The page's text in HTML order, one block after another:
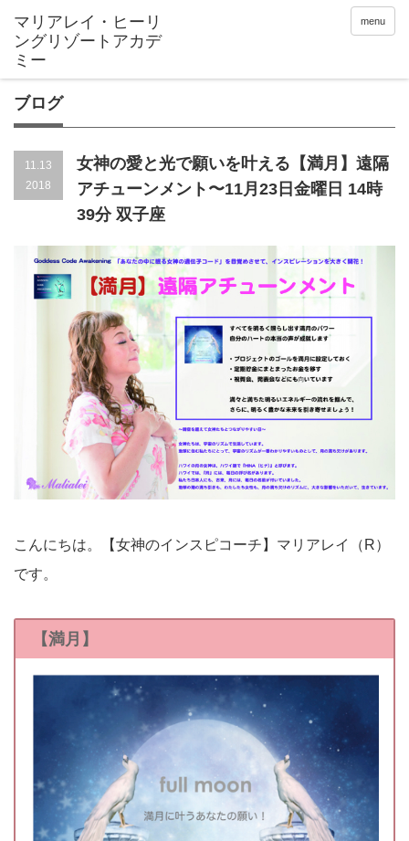
menu
ブログ
11.13
2018
女神の愛と光で願いを叶える【満月】遠隔
アチューンメント〜11月23日金曜日 14時
39分 双子座
こんにちは。【女神のインスピコーチ】マリアレイ（R）
です。
【満月】